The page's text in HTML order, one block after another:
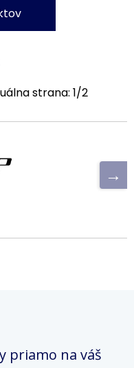
strana: 1/2
priamo na váš